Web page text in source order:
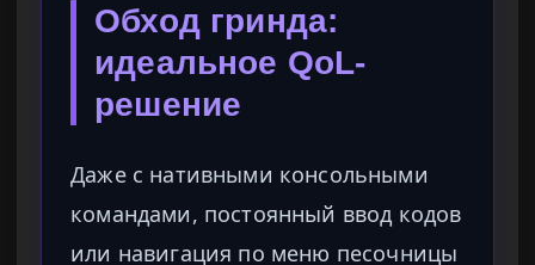
Обход гринда:
идеальное QoL-
решение
Даже с нативными консольными
командами, постоянный ввод кодов
или навигация по меню песочницы